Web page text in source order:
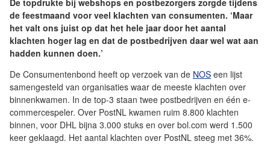
De topdrukte bij webshops en postbezorgers zorgde tijdens
de feestmaand voor veel klachten van consumenten. ‘Maar
het valt ons juist op dat het hele jaar door het aantal
klachten hoger lag en dat de postbedrijven daar wel wat aan
hadden kunnen doen.’
De Consumentenbond heeft op verzoek van de NOS een lijst
samengesteld van organisaties waar de meeste klachten over
binnenkwamen. In de top-3 staan twee postbedrijven en één e-
commercespeler. Over PostNL kwamen ruim 8.800 klachten
binnen, voor DHL bijna 3.000 stuks en over bol.com werd 1.500
keer geklaagd. Het aantal klachten over PostNL steeg met 36%.